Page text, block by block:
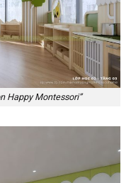
Happy Montessori”